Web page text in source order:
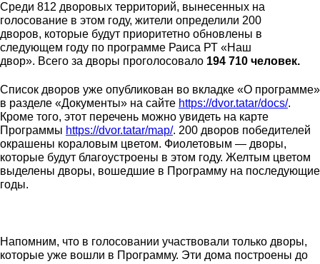
Среди 812 дворовых территорий, вынесенных на
голосование в этом году, жители определили 200
дворов, которые будут приоритетно обновлены в
следующем году по программе Раиса РТ «Наш
двор». Всего за дворы проголосовало 194 710 человек.
Список дворов уже опубликован во вкладке «О программе»
в разделе «Документы» на сайте https://dvor.tatar/docs/.
Кроме того, этот перечень можно увидеть на карте
Программы https://dvor.tatar/map/. 200 дворов победителей
окрашены кораловым цветом. Фиолетовым — дворы,
которые будут благоустроены в этом году. Желтым цветом
выделены дворы, вошедшие в Программу на последующие
годы.
Напомним, что в голосовании участвовали только дворы,
которые уже вошли в Программу. Эти дома построены до